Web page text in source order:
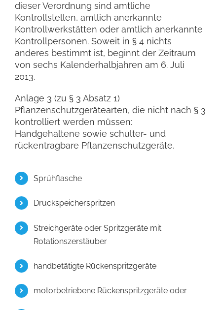
dieser Verordnung sind amtliche
Kontrollstellen, amtlich anerkannte
Kontrollwerkstätten oder amtlich anerkannte
Kontrollpersonen. Soweit in § 4 nichts
anderes bestimmt ist, beginnt der Zeitraum
von sechs Kalenderhalbjahren am 6. Juli
2013.
Anlage 3 (zu § 3 Absatz 1)
Pflanzenschutzgerätearten, die nicht nach § 3
kontrolliert werden müssen:
Handgehaltene sowie schulter- und
rückentragbare Pflanzenschutzgeräte,
Sprühflasche
Druckspeicherspritzen
Streichgeräte oder Spritzgeräte mit
Rotationszerstäuber
handbetätigte Rückenspritzgeräte
motorbetriebene Rückenspritzgeräte oder